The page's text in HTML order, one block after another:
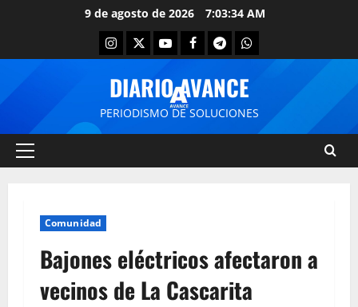
9 de agosto de 2026 7:03:35 AM
DIARIO AVANCE
PERIODISMO DE SOLUCIONES
Comunidad
Bajones eléctricos afectaron a
vecinos de La Cascarita